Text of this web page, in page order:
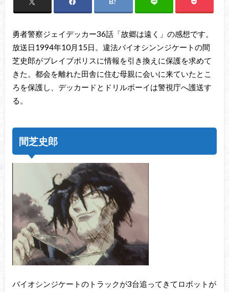
勇者警察ジェイデッカー36話「故郷は遠く」の感想です。
放送日1994年10月15日。違法バイオシンンジケートの間
芝史郎がブレイブポリスに情報を引き換えに保護を求めて
きた。都会を離れた田舎に住む母親に会いに来ていたとこ
ろを保護し、デッカードとドリルボーイは警視庁へ護送す
る。
間芝史郎
バイオシンジケートのトラックが3台追ってきてロボットが